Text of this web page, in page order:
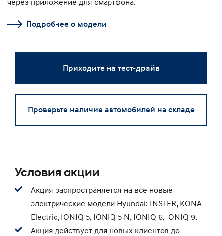
через приложение для смартфона.
Подробнее о модели
Приходите на тест-драйв
Проверьте наличие автомобилей на складе
Условия акции
Акция распространяется на все новые
электрические модели Hyundai: INSTER, KONA
Electric, IONIQ 5, IONIQ 5 N, IONIQ 6, IONIQ 9.
Акция действует для новых клиентов до